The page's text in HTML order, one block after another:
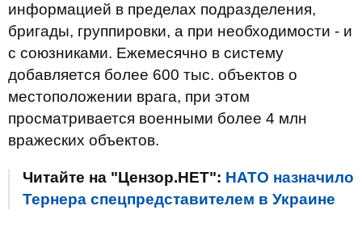
информацией в пределах подразделения,
бригады, группировки, а при необходимости - и
с союзниками. Ежемесячно в систему
добавляется более 600 тыс. объектов о
местоположении врага, при этом
просматривается военными более 4 млн
вражеских объектов.
Читайте на "Цензор.НЕТ": НАТО назначило
Тернера спецпредставителем в Украине